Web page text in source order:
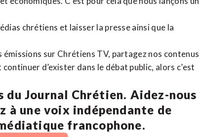
chrétiens et laisser la presse ainsi que la
sur Chrétiens TV, partagez nos contenus
d’exister dans le débat public, alors c’est
Journal Chrétien. Aidez-nous
une voix indépendante de
francophone.